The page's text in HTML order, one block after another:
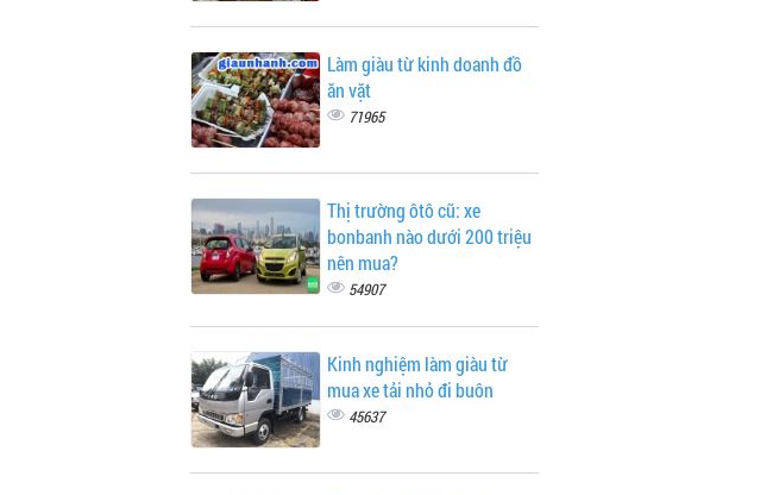
Làm giàu từ kinh doanh đồ
ăn vặt
71965
Thị trường ôtô cũ: xe
bonbanh nào dưới 200 triệu
nên mua?
54907
Kinh nghiệm làm giàu từ
mua xe tải nhỏ đi buôn
45637